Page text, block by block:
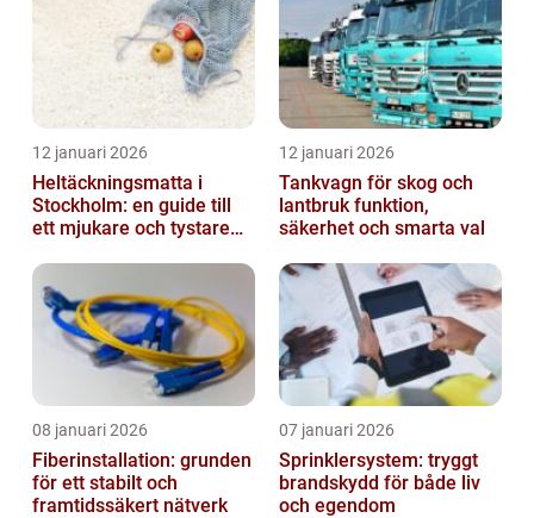
12 januari 2026
Heltäckningsmatta i
Stockholm: en guide till
ett mjukare och tystare
12 januari 2026
Tankvagn för skog och
lantbruk funktion,
säkerhet och smarta val
08 januari 2026
Fiberinstallation: grunden
för ett stabilt och
framtidssäkert nätverk
07 januari 2026
Sprinklersystem: tryggt
brandskydd för både liv
och egendom